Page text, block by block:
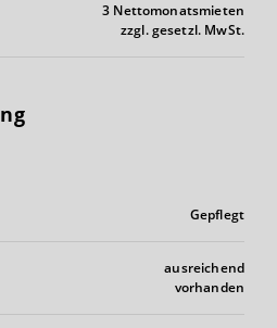
3 Nettomonatsmieten
zzgl. gesetzl. MwSt.
Gepflegt
ausreichend
vorhanden